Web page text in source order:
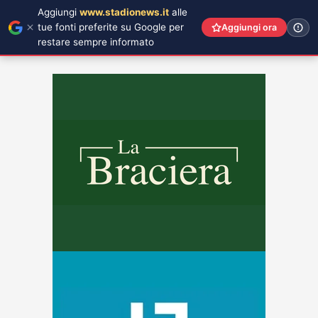
Aggiungi www.stadionews.it alle
tue fonti preferite su Google per
restare sempre informato
Aggiungi ora